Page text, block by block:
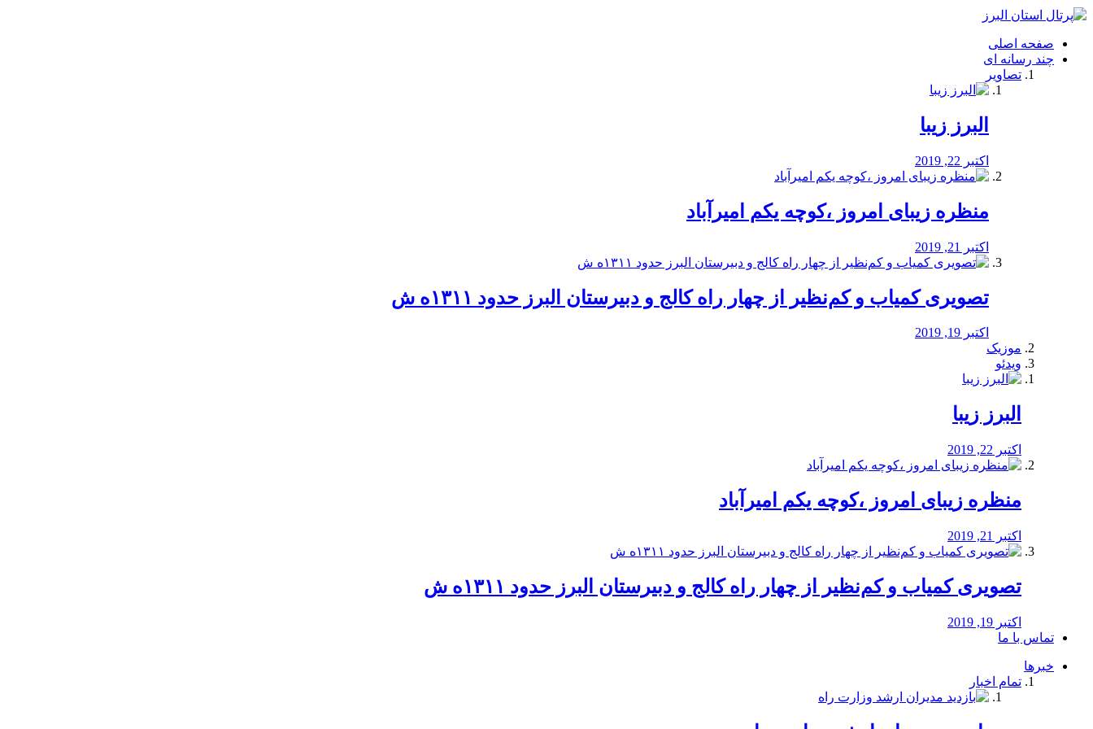
فصد
شرق
تهران
خشکشویی
صفحه اصلی
چند رسانه ای
تصاویر
البرز زیبا
اکتبر 22, 2019
منظره‌‌ زیبای امروز ،کوچه یکم امیرآباد
اکتبر 21, 2019
️تصویری کمیاب و کم‌نظیر از چهار راه كالج و دبيرستان البرز حدود ۱۳۱۱ه ش
اکتبر 19, 2019
موزیک
ویدئو
البرز زیبا
اکتبر 22, 2019
منظره‌‌ زیبای امروز ،کوچه یکم امیرآباد
اکتبر 21, 2019
️تصویری کمیاب و کم‌نظیر از چهار راه كالج و دبيرستان البرز حدود ۱۳۱۱ه ش
اکتبر 19, 2019
تماس با ما
خبرها
تمام اخبار